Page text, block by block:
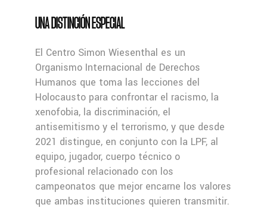
UNA DISTINCIÓN ESPECIAL
El Centro Simon Wiesenthal es un
Organismo Internacional de Derechos
Humanos que toma las lecciones del
Holocausto para confrontar el racismo, la
xenofobia, la discriminación, el
antisemitismo y el terrorismo, y que desde
2021 distingue, en conjunto con la LPF, al
equipo, jugador, cuerpo técnico o
profesional relacionado con los
campeonatos que mejor encarne los valores
que ambas instituciones quieren transmitir.